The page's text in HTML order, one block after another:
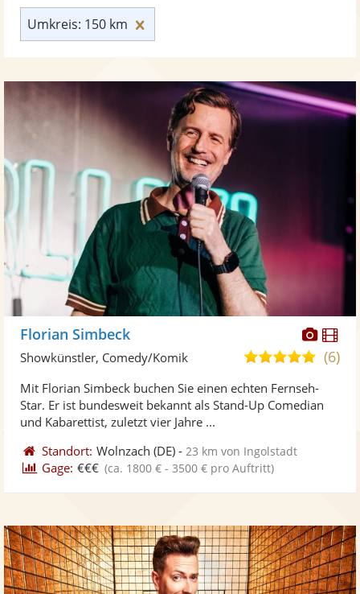
Umkreis: 150 km
Fotos
Florian Simbeck
5,0(6)
Showkünstler, Comedy/Komik
Mit Florian Simbeck buchen Sie einen echten Fernseh-
Star. Er ist bundesweit bekannt als Stand-Up Comedian
und Kabarettist, zuletzt vier Jahre ...
Standort: Wolnzach (DE) - 23 km von Ingolstadt
Gage: €€€ (ca. 1800 € - 3500 € pro Auftritt)